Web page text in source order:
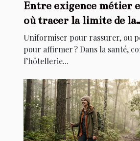
Entre exigence métier
où tracer la limite de la
personnalisation ?
Uniformiser pour rassurer, ou
pour affirmer ? Dans la santé,
l’hôtellerie...